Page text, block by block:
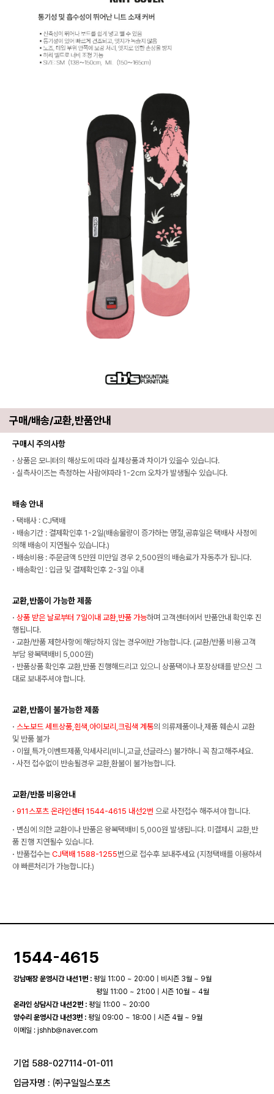
구매/배송/교환,반품안내
구매시 주의사항
· 상품은 모니터의 해상도에 따라 실제상품과 차이가 있을수 있습니다.
· 실측사이즈는 측정하는 사람에따라 1-2cm 오차가 발생될수 있습니다.
배송 안내
· 택배사 : CJ택배
· 배송기간 : 결제확인후 1-2일(배송물량이 증가하는 명절,공휴일은 택배사 사정에
의해 배송이 지연될수 있습니다.)
· 배송비용 : 주문금액 5만원 미만일 경우 2,500원의 배송료가 자동추가 됩니다.
· 배송확인 : 입금 및 결제확인후 2-3일 이내
교환,반품이 가능한 제품
· 상품 받은 날로부터 7일이내 교환,반품 가능하며 고객센터에서 반품안내 확인후 진
행됩니다.
· 교환/반품 제한사항에 해당하지 않는 경우에만 가능합니다. (교환/반품 비용 고객
부담 왕복택배비 5,000원)
· 반품상품 확인후 교환,반품 진행해드리고 있으니 상품택이나 포장상태를 받으신 그
대로 보내주셔야 합니다.
교환,반품이 불가능한 제품
· 스노보드 세트상품,흰색,아이보리,크림색 계통의 의류제품이나,제품 훼손시 교환
및 반품 불가
· 이월,특가,이벤트제품,악세사리(비니,고글,선글라스) 불가하니 꼭 참고해주세요.
· 사전 접수없이 반송될경우 교환,환불이 불가능합니다.
교환/반품 비용안내
· 911스포츠 온라인센터 1544-4615 내선2번 으로 사전접수 해주셔야 합니다.
· 변심에 의한 교환이나 반품은 왕복택배비 5,000원 발생됩니다. 미결제시 교환,반
품 진행 지연될수 있습니다.
· 반품접수는 CJ택배 1588-1255번으로 접수후 보내주세요 (지정택배를 이용하셔
야 빠른처리가 가능합니다.)
1544-4615
강남매장 운영시간 내선1번 : 평일 11:00 ~ 20:00 | 비시즌 3월 ~ 9월
평일 11:00 ~ 21:00 | 시즌 10월 ~ 4월
온라인 상담시간 내선2번 : 평일 11:00 ~ 20:00
양수리 운영시간 내선3번 : 평일 09:00 ~ 18:00 | 시즌 4월 ~ 9월
이메일 :jshhb@naver.com
기업 588-027114-01-011
입금자명 : ㈜구일일스포츠